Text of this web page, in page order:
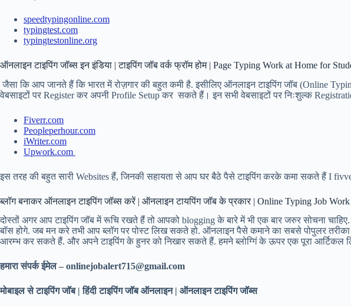
speedtypingonline.com
typingtest.com
typingtestonline.org
ऑनलाइन टाइपिंग जॉब्स इन इंडिया | टाइपिंग जॉब वर्क फ्रॉम होम | Page Typing Work at Home for
जैसा कि आप जानते हैं कि भारत में रोज़गार की बहुत कमी है. इसीलिए ऑनलाइन टाइपिंग जॉब (Online
वेबसाइटों पर Register कर अपनी Profile Setup कर सकते हैं। इन सभी वेबसाइटों पर निःशुल्क
Fiverr.com
Peopleperhour.com
iWriter.com
Upwork.com
इस तरह की बहुत सारी Websites हैं, जिनकी सहायता से आप घर बैठे पैसे टाइपिंग करके कमा सकते हैं I
ब्लॉग बनाकर ऑनलाइन टाइपिंग जॉब्स करें | ऑनलाइन टायपिंग जॉब के प्रकार | Online Typing Job
दोस्तों अगर आप टाइपिंग जॉब में रूचि रखते हैं तो आपको blogging के बारे में भी एक बार जरुर सोचना
बॉस होगे. जब मन करे तभी आप ब्लॉग पर पोस्ट लिख सकते हो. ऑनलाइन पैसे कमाने का सबसे पोपुलर तरीका
आरम्भ कर सकते हैं. और अपने टाइपिंग के हुनर को निखार सकते हैं. हमने ब्लोग्गिं के ऊपर एक पूरा आर्टिकल
हमारा संपर्क ईमेल – onlinejobalert715@gmail.com
मोबाइल से टाइपिंग जॉब | हिंदी टाइपिंग जॉब ऑनलाइन | ऑनलाइन टाइपिंग जॉब्स